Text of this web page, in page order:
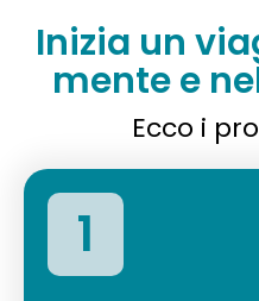
Inizia un
mente e
Ecco i
1